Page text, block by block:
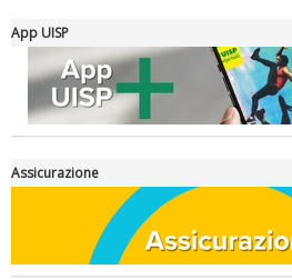
App UISP
Assicurazione